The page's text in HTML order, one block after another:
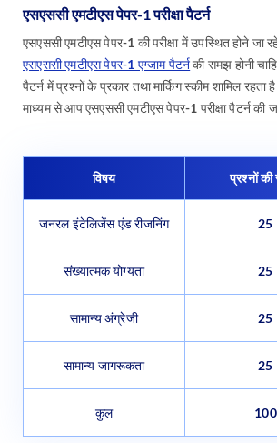
एसएससी एमटीएस पेपर-1 परीक्षा पैटर्न
एसएससी एमटीएस पेपर-1 की परीक्षा में उपस्थित होने जा
एसएससी एमटीएस पेपर-1 एग्जाम पैटर्नकी समझ होनी
पैटर्न में प्रश्नों के प्रकार तथा मार्किग स्कीम शामिल
माध्यम से आप एसएससी एमटीएस पेपर-1 परीक्षा पैटर्न
विषय प्रश्नों
जनरल इंटेलिजेंस एंड रीजनिंग 25
संख्यात्मक योग्यता 25
सामान्य अंग्रेजी 25
सामान्य जागरूकता 25
कुल 100